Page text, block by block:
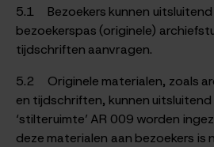
5.1 Bezoekers kunnen
bezoekerspas (originele)
tijdschriften aanvragen.
5.2 Originele materialen, zoals
en tijdschriften, kunnen
‘stilteruimte’ AR 009 worden
deze materialen aan bezoekers is